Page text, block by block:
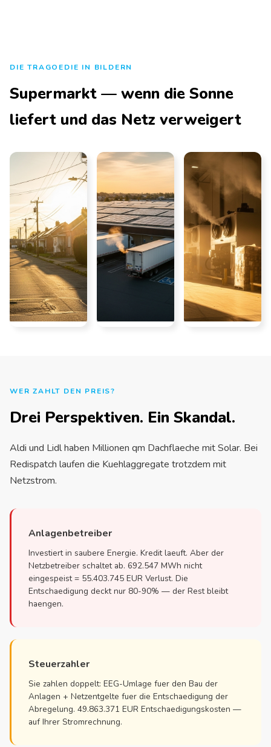
DIE TRAGOEDIE IN BILDERN
Supermarkt — wenn die Sonne
liefert und das Netz verweigert
WER ZAHLT DEN PREIS?
Drei Perspektiven. Ein Skandal.
Aldi und Lidl haben Millionen qm Dachflaeche mit Solar. Bei
Redispatch laufen die Kuehlaggregate trotzdem mit
Netzstrom.
Anlagenbetreiber
Investiert in saubere Energie. Kredit laeuft. Aber der
Netzbetreiber schaltet ab. 692.547 MWh nicht
eingespeist = 55.403.745 EUR Verlust. Die
Entschaedigung deckt nur 80-90% — der Rest bleibt
haengen.
Steuerzahler
Sie zahlen doppelt: EEG-Umlage fuer den Bau der
Anlagen + Netzentgelte fuer die Entschaedigung der
Abregelung. 49.863.371 EUR Entschaedigungskosten —
auf Ihrer Stromrechnung.